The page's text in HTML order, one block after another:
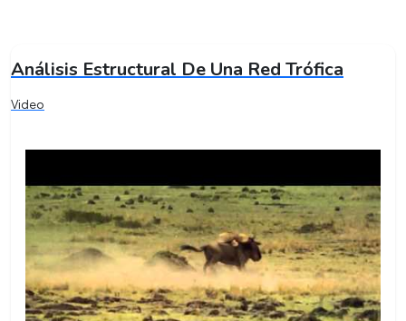
Análisis Estructural De Una Red Trófica
Video